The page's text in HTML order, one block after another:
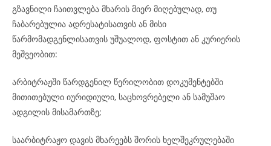
გზავნილი ჩაითვლება მხარის მიერ მიღებულად, თუ
ჩაბარებულია ადრესატისათვის ან მისი
წარმომადგენლისათვის უშუალოდ, ფოსტით ან კურიერის
მეშვეობით:
არბიტრაჟში წარდგენილ წერილობით დოკუმენტებში
მითითებული იურიდიული, საცხოვრებელი ან სამუშაო
ადგილის მისამართზე;
საარბიტრაჟო დავის მხარეებს შორის ხელშეკრულებაში